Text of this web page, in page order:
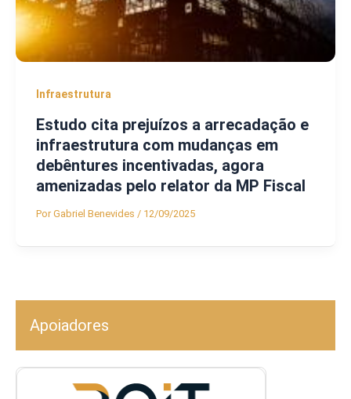
Infraestrutura
Estudo cita prejuízos a arrecadação e
infraestrutura com mudanças em
debêntures incentivadas, agora
amenizadas pelo relator da MP Fiscal
PorGabriel Benevides / 12/09/2025
Apoiadores